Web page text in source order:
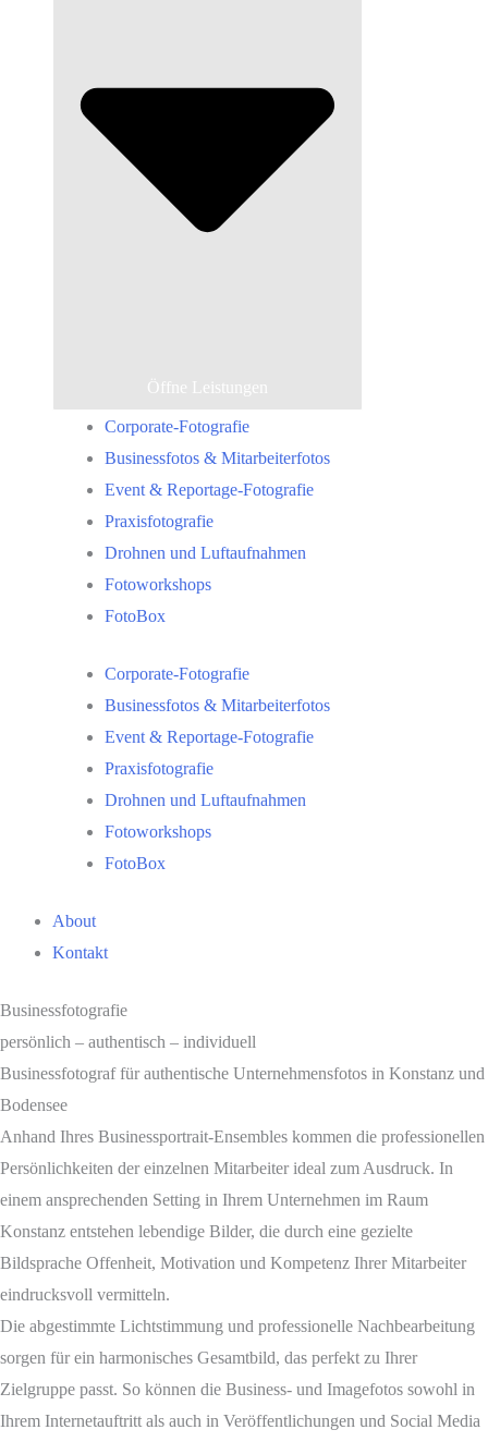
Öffne Leistungen
Corporate-Fotografie
Businessfotos & Mitarbeiterfotos
Event & Reportage-Fotografie
Praxisfotografie
Drohnen und Luftaufnahmen
Fotoworkshops
FotoBox
Corporate-Fotografie
Businessfotos & Mitarbeiterfotos
Event & Reportage-Fotografie
Praxisfotografie
Drohnen und Luftaufnahmen
Fotoworkshops
FotoBox
About
Kontakt
Businessfotografie
persönlich – authentisch – individuell
Businessfotograf für authentische Unternehmensfotos in Konstanz und
Bodensee
Anhand Ihres Businessportrait-Ensembles kommen die professionellen
Persönlichkeiten der einzelnen Mitarbeiter ideal zum Ausdruck. In
einem ansprechenden Setting in Ihrem Unternehmen im Raum
Konstanz entstehen lebendige Bilder, die durch eine gezielte
Bildsprache Offenheit, Motivation und Kompetenz Ihrer Mitarbeiter
eindrucksvoll vermitteln.
Die abgestimmte Lichtstimmung und professionelle Nachbearbeitung
sorgen für ein harmonisches Gesamtbild, das perfekt zu Ihrer
Zielgruppe passt. So können die Business- und Imagefotos sowohl in
Ihrem Internetauftritt als auch in Veröffentlichungen und Social Media